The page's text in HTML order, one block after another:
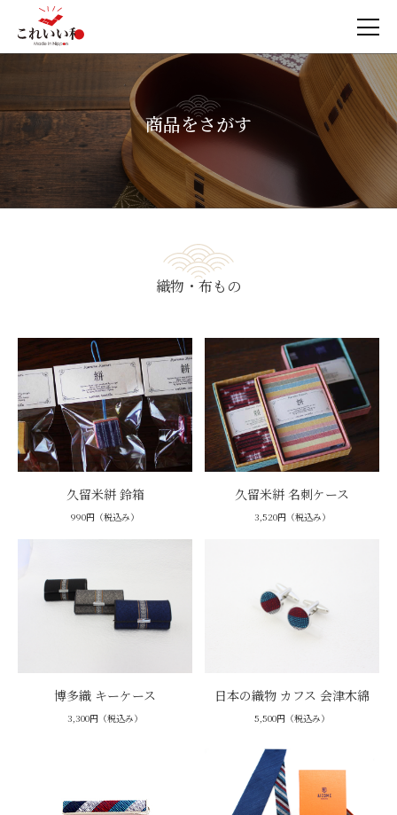
商品をさがす
織物・布もの
久留米絣 鈴箱
990円（税込み）
久留米絣 名刺ケース
3,520円（税込み）
博多織 キーケース
3,300円（税込み）
日本の織物 カフス 会津木綿
5,500円（税込み）